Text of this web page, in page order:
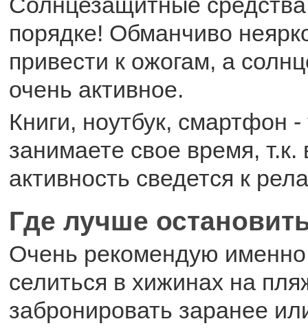
порядке! Обманчиво
привести к ожогам, а
очень активное.
Книги, ноутбук, смартфон
занимаете свое время,
активность сведется к
Где лучше
Очень рекомендую
селиться в хижинах на
забронировать заранее